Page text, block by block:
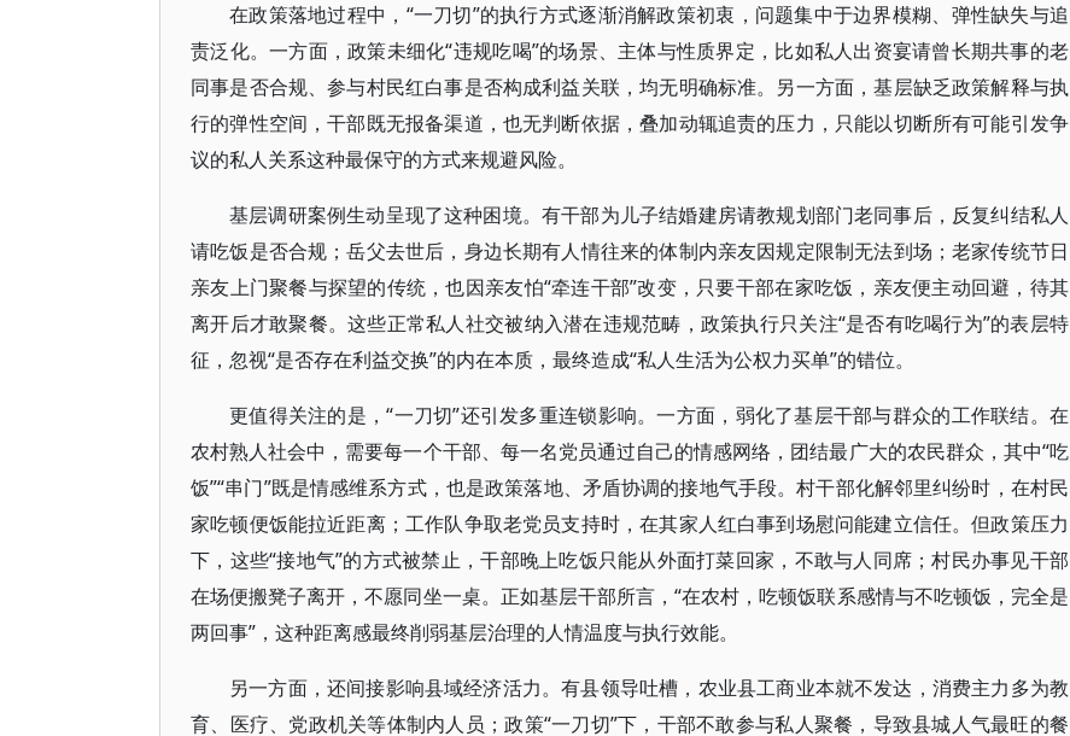
在政策落地过程中，“一刀切”的执行方式逐渐消解政策初衷，问题集中于边界模糊、弹性缺失与追
责泛化。一方面，政策未细化“违规吃喝”的场景、主体与性质界定，比如私人出资宴请曾长期共事的老
同事是否合规、参与村民红白事是否构成利益关联，均无明确标准。另一方面，基层缺乏政策解释与执
行的弹性空间，干部既无报备渠道，也无判断依据，叠加动辄追责的压力，只能以切断所有可能引发争
议的私人关系这种最保守的方式来规避风险。
基层调研案例生动呈现了这种困境。有干部为儿子结婚建房请教规划部门老同事后，反复纠结私人
请吃饭是否合规；岳父去世后，身边长期有人情往来的体制内亲友因规定限制无法到场；老家传统节日
亲友上门聚餐与探望的传统，也因亲友怕“牵连干部”改变，只要干部在家吃饭，亲友便主动回避，待其
离开后才敢聚餐。这些正常私人社交被纳入潜在违规范畴，政策执行只关注“是否有吃喝行为”的表层特
征，忽视“是否存在利益交换”的内在本质，最终造成“私人生活为公权力买单”的错位。
更值得关注的是，“一刀切”还引发多重连锁影响。一方面，弱化了基层干部与群众的工作联结。在
农村熟人社会中，需要每一个干部、每一名党员通过自己的情感网络，团结最广大的农民群众，其中“吃
饭”“串门”既是情感维系方式，也是政策落地、矛盾协调的接地气手段。村干部化解邻里纠纷时，在村民
家吃顿便饭能拉近距离；工作队争取老党员支持时，在其家人红白事到场慰问能建立信任。但政策压力
下，这些“接地气”的方式被禁止，干部晚上吃饭只能从外面打菜回家，不敢与人同席；村民办事见干部
在场便搬凳子离开，不愿同坐一桌。正如基层干部所言，“在农村，吃顿饭联系感情与不吃顿饭，完全是
两回事”，这种距离感最终削弱基层治理的人情温度与执行效能。
另一方面，还间接影响县域经济活力。有县领导吐槽，农业县工商业本就不发达，消费主力多为教
育、医疗、党政机关等体制内人员；政策“一刀切”下，干部不敢参与私人聚餐，导致县城人气最旺的餐